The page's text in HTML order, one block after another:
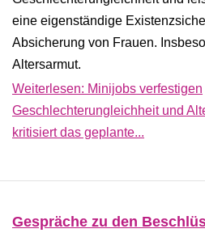
eine eigenständige
Absicherung von Frauen.
Altersarmut.
Weiterlesen: Minijobs verfestigen
Geschlechterungleichheit und
kritisiert das geplante...
Gespräche zu den